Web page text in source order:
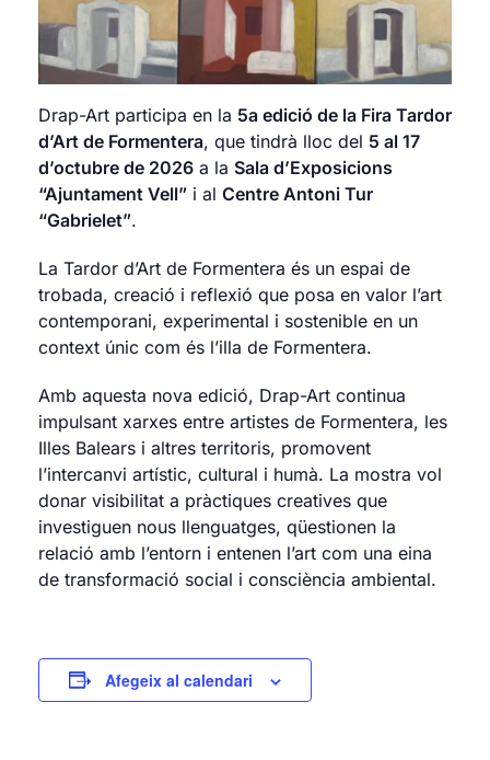
Drap-Art participa en la 5a edició de la Fira Tardor
d’Art de Formentera, que tindrà lloc del 5 al 17
d’octubre de 2026 a la Sala d’Exposicions
“Ajuntament Vell” i al Centre Antoni Tur
“Gabrielet”.
La Tardor d’Art de Formentera és un espai de
trobada, creació i reflexió que posa en valor l’art
contemporani, experimental i sostenible en un
context únic com és l’illa de Formentera.
Amb aquesta nova edició, Drap-Art continua
impulsant xarxes entre artistes de Formentera, les
Illes Balears i altres territoris, promovent
l’intercanvi artístic, cultural i humà. La mostra vol
donar visibilitat a pràctiques creatives que
investiguen nous llenguatges, qüestionen la
relació amb l’entorn i entenen l’art com una eina
de transformació social i consciència ambiental.
Afegeix al calendari